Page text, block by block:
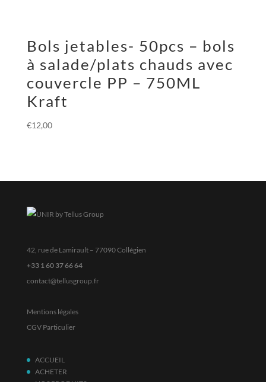
Bols jetables- 50pcs – bols
à salade/plats chauds avec
couvercle PP – 750ML
Kraft
€12,00
42, rue de Lamirault – 77090 Collégien
+33 1 60 37 66 64
contact@tellusgroup.fr
Mentions légales
CGV Particulier
ACCUEIL
ACHETER